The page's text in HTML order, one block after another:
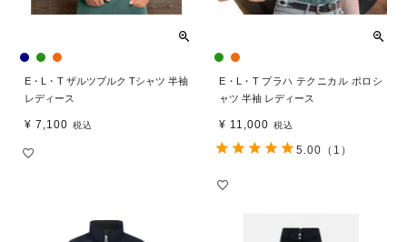
E・L・T ザルツブルク Tシャツ 半袖
レディース
¥ 7,100 税込
E・L・T プラハ テクニカル ポロシ
ャツ 半袖 レディース
¥ 11,000 税込
5.00 （1）